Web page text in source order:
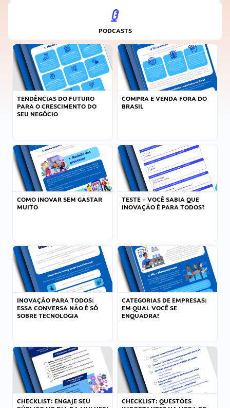
PODCASTS
TENDÊNCIAS DO FUTURO
PARA O CRESCIMENTO DO
SEU NEGÓCIO
COMPRA E VENDA FORA DO
BRASIL
COMO INOVAR SEM GASTAR
MUITO
TESTE – VOCÊ SABIA QUE
INOVAÇÃO É PARA TODOS?
INOVAÇÃO PARA TODOS:
ESSA CONVERSA NÃO É SÓ
SOBRE TECNOLOGIA
CATEGORIAS DE EMPRESAS:
EM QUAL VOCÊ SE
ENQUADRA?
CHECKLIST: ENGAJE SEU
CHECKLIST: QUESTÕES